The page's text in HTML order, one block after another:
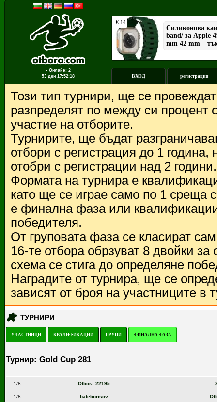
▪ Онлайн: 2
53 ден 17:52:18 ВХОД регистрация
Този тип турнири, ще се
разпределят по между си процент
участие на отборите.
Турнирите, ще бъдат
отбори с регистрация до 1
отобри с регистрации над 2 години.
Формата на турнира е
като ще се играе само по 1 среща
е финална фаза или
победителя.
От груповата фаза се класират
16-те отбора обрзуват 8 двойки
схема се стига до определяне
Наградите от турнира, ще се
зависят от броя на участниците в
ТУРНИРИ
УЧАСТНИЦИ КВАЛИФИКАЦИИ ГРУПИ ФИНАЛНА ФАЗА
Турнир: Gold Cup 281
1/8 Otbora 22195
1/8 bateborisov